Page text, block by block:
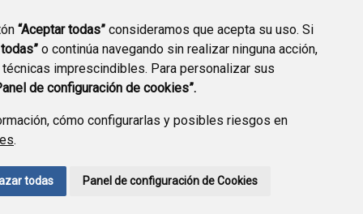
“Aceptar todas” consideramos que acepta su uso. Si
o continúa navegando sin realizar ninguna acción,
imprescindibles. Para personalizar sus
de configuración de cookies”.
cómo configurarlas y posibles riesgos en
.
todas Panel de configuración de Cookies
DE PRIVACIDAD POLÍTICA DE COOKIES